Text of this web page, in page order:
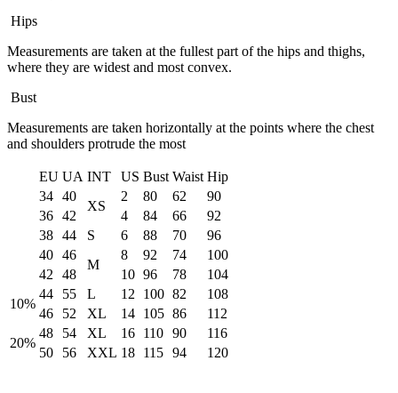
Hips
Measurements are taken at the fullest part of the hips and thighs,
where they are widest and most convex.
Bust
Measurements are taken horizontally at the points where the chest
and shoulders protrude the most
EU UA INT US Bust Waist Hip
34 40
XS
2 80 62
90
36 42 4 84 66
92
38 44 S 6 88 70
96
40 46
M
8 92 74
100
42 48 10 96 78
104
10%
44 55 L 12 100 82
108
46
52 XL 14 105 86
112
20%
48 54 XL 16 110 90
116
50
56 XXL 18 115 94 120